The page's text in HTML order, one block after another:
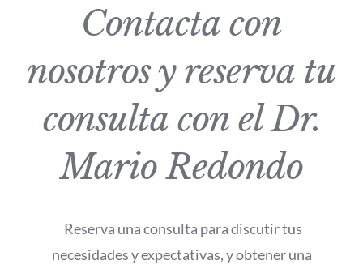
Contacta con
nosotros y reserva tu
consulta con el Dr.
Mario Redondo
Reserva una consulta para discutir tus
necesidades y expectativas, y obtener una